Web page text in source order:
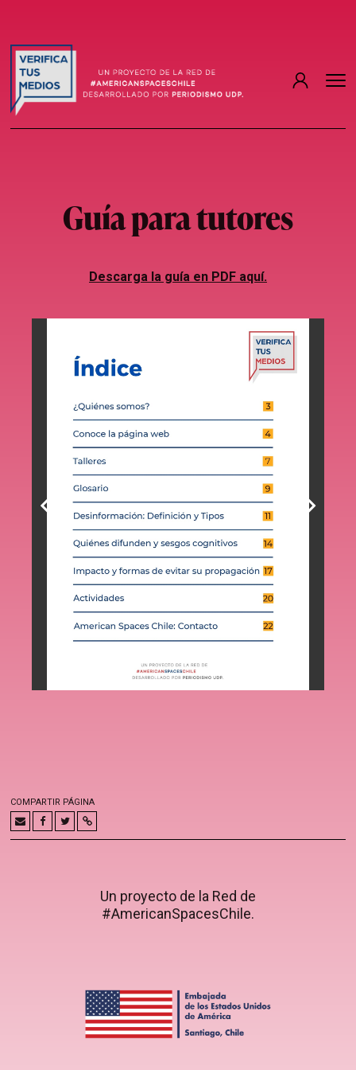
Guía para tutores
Descarga la guía en PDF aquí.
COMPARTIR PÁGINA
Un proyecto de la Red de
#AmericanSpacesChile.